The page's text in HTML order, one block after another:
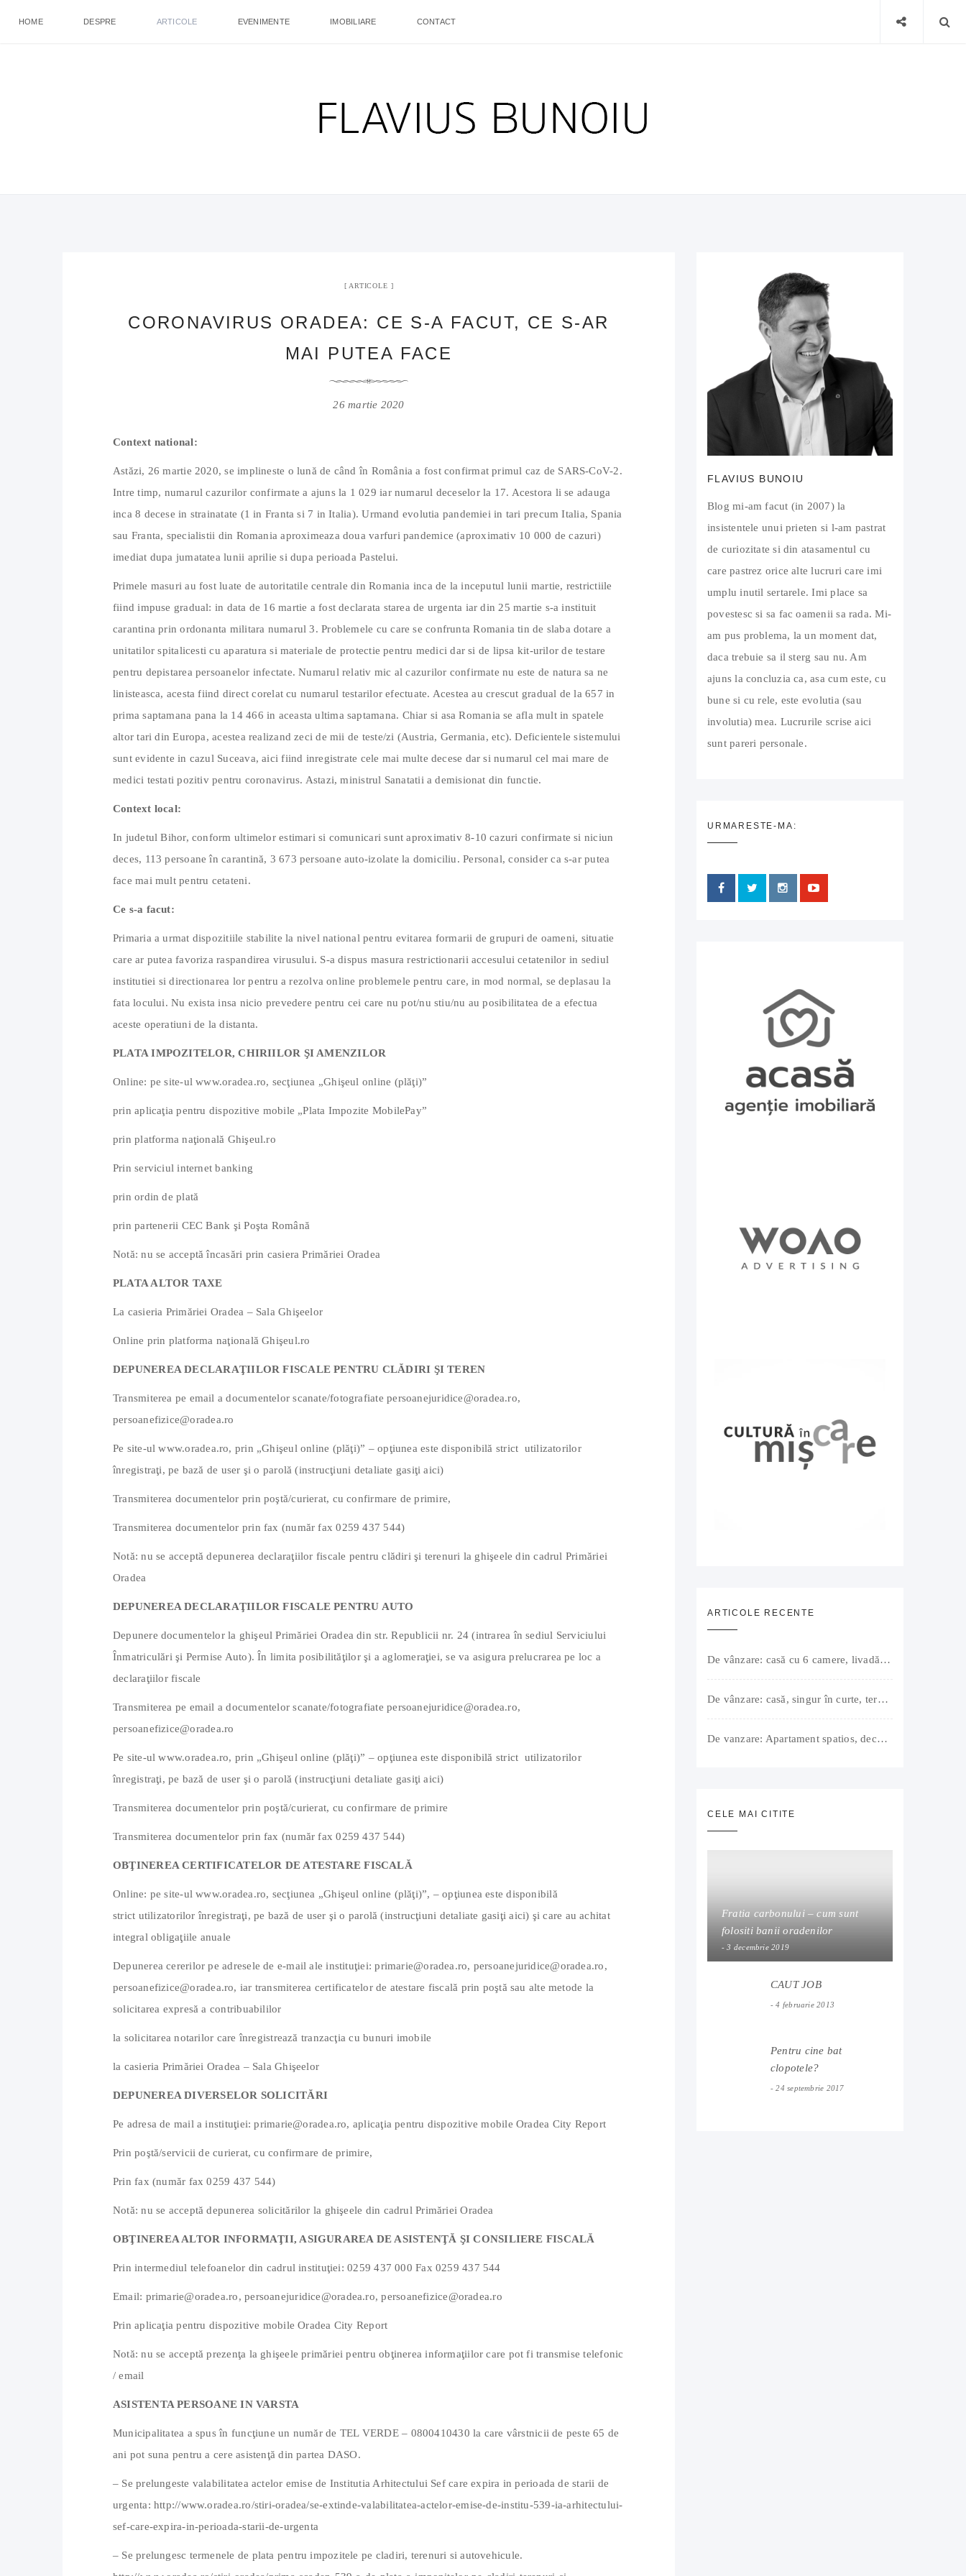
HOME DESPRE ARTICOLE EVENIMENTE IMOBILIARE CONTACT
ARTICOLE
CORONAVIRUS ORADEA: CE S-A FACUT, CE S-AR
MAI PUTEA FACE
26 martie 2020
Context national:
Astăzi, 26 martie 2020, se implineste o lună de când în România a fost confirmat primul caz de SARS-CoV-2.
Intre timp, numarul cazurilor confirmate a ajuns la 1 029 iar numarul deceselor la 17. Acestora li se adauga
inca 8 decese in strainatate (1 in Franta si 7 in Italia). Urmand evolutia pandemiei in tari precum Italia, Spania
sau Franta, specialistii din Romania aproximeaza doua varfuri pandemice (aproximativ 10 000 de cazuri)
imediat dupa jumatatea lunii aprilie si dupa perioada Pastelui.
Primele masuri au fost luate de autoritatile centrale din Romania inca de la inceputul lunii martie, restrictiile
fiind impuse gradual: in data de 16 martie a fost declarata starea de urgenta iar din 25 martie s-a instituit
carantina prin ordonanta militara numarul 3. Problemele cu care se confrunta Romania tin de slaba dotare a
unitatilor spitalicesti cu aparatura si materiale de protectie pentru medici dar si de lipsa kit-urilor de testare
pentru depistarea persoanelor infectate. Numarul relativ mic al cazurilor confirmate nu este de natura sa ne
linisteasca, acesta fiind direct corelat cu numarul testarilor efectuate. Acestea au crescut gradual de la 657 in
prima saptamana pana la 14 466 in aceasta ultima saptamana. Chiar si asa Romania se afla mult in spatele
altor tari din Europa, acestea realizand zeci de mii de teste/zi (Austria, Germania, etc). Deficientele sistemului
sunt evidente in cazul Suceava, aici fiind inregistrate cele mai multe decese dar si numarul cel mai mare de
medici testati pozitiv pentru coronavirus. Astazi, ministrul Sanatatii a demisionat din functie.
Context local:
In judetul Bihor, conform ultimelor estimari si comunicari sunt aproximativ 8-10 cazuri confirmate si niciun
deces, 113 persoane în carantină, 3 673 persoane auto-izolate la domiciliu. Personal, consider ca s-ar putea
face mai mult pentru cetateni.
Ce s-a facut:
Primaria a urmat dispozitiile stabilite la nivel national pentru evitarea formarii de grupuri de oameni, situatie
care ar putea favoriza raspandirea virusului. S-a dispus masura restrictionarii accesului cetatenilor in sediul
institutiei si directionarea lor pentru a rezolva online problemele pentru care, in mod normal, se deplasau la
fata locului. Nu exista insa nicio prevedere pentru cei care nu pot/nu stiu/nu au posibilitatea de a efectua
aceste operatiuni de la distanta.
PLATA IMPOZITELOR, CHIRIILOR ŞI AMENZILOR
Online: pe site-ul www.oradea.ro, secţiunea „Ghişeul online (plăţi)”
prin aplicaţia pentru dispozitive mobile „Plata Impozite MobilePay”
prin platforma naţională Ghişeul.ro
Prin serviciul internet banking
prin ordin de plată
prin partenerii CEC Bank şi Poşta Română
Notă: nu se acceptă încasări prin casiera Primăriei Oradea
PLATA ALTOR TAXE
La casieria Primăriei Oradea – Sala Ghişeelor
Online prin platforma naţională Ghişeul.ro
DEPUNEREA DECLARAŢIILOR FISCALE PENTRU CLĂDIRI ŞI TEREN
Transmiterea pe email a documentelor scanate/fotografiate persoanejuridice@oradea.ro,
persoanefizice@oradea.ro
Pe site-ul www.oradea.ro, prin „Ghişeul online (plăţi)” – opţiunea este disponibilă strict utilizatorilor
înregistraţi, pe bază de user şi o parolă (instrucţiuni detaliate gasiţi aici)
Transmiterea documentelor prin poştă/curierat, cu confirmare de primire,
Transmiterea documentelor prin fax (număr fax 0259 437 544)
Notă: nu se acceptă depunerea declaraţiilor fiscale pentru clădiri şi terenuri la ghişeele din cadrul Primăriei
Oradea
DEPUNEREA DECLARAŢIILOR FISCALE PENTRU AUTO
Depunere documentelor la ghişeul Primăriei Oradea din str. Republicii nr. 24 (intrarea în sediul Serviciului
Înmatriculări şi Permise Auto). În limita posibilităţilor şi a aglomeraţiei, se va asigura prelucrarea pe loc a
declaraţiilor fiscale
Transmiterea pe email a documentelor scanate/fotografiate persoanejuridice@oradea.ro,
persoanefizice@oradea.ro
Pe site-ul www.oradea.ro, prin „Ghişeul online (plăţi)” – opţiunea este disponibilă strict utilizatorilor
înregistraţi, pe bază de user şi o parolă (instrucţiuni detaliate gasiţi aici)
Transmiterea documentelor prin poştă/curierat, cu confirmare de primire
Transmiterea documentelor prin fax (număr fax 0259 437 544)
OBŢINEREA CERTIFICATELOR DE ATESTARE FISCALĂ
Online: pe site-ul www.oradea.ro, secţiunea „Ghişeul online (plăţi)”, – opţiunea este disponibilă
strict utilizatorilor înregistraţi, pe bază de user şi o parolă (instrucţiuni detaliate gasiţi aici) şi care au achitat
integral obligaţiile anuale
Depunerea cererilor pe adresele de e-mail ale instituţiei: primarie@oradea.ro, persoanejuridice@oradea.ro,
persoanefizice@oradea.ro, iar transmiterea certificatelor de atestare fiscală prin poştă sau alte metode la
solicitarea expresă a contribuabililor
la solicitarea notarilor care înregistrează tranzacţia cu bunuri imobile
la casieria Primăriei Oradea – Sala Ghişeelor
DEPUNEREA DIVERSELOR SOLICITĂRI
Pe adresa de mail a instituţiei: primarie@oradea.ro, aplicaţia pentru dispozitive mobile Oradea City Report
Prin poştă/servicii de curierat, cu confirmare de primire,
Prin fax (număr fax 0259 437 544)
Notă: nu se acceptă depunerea solicitărilor la ghişeele din cadrul Primăriei Oradea
OBŢINEREA ALTOR INFORMAŢII, ASIGURAREA DE ASISTENŢĂ ŞI CONSILIERE FISCALĂ
Prin intermediul telefoanelor din cadrul instituţiei: 0259 437 000 Fax 0259 437 544
Email: primarie@oradea.ro, persoanejuridice@oradea.ro, persoanefizice@oradea.ro
Prin aplicaţia pentru dispozitive mobile Oradea City Report
Notă: nu se acceptă prezenţa la ghişeele primăriei pentru obţinerea informaţiilor care pot fi transmise telefonic
/ email
ASISTENTA PERSOANE IN VARSTA
Municipalitatea a spus în funcţiune un număr de TEL VERDE – 0800410430 la care vârstnicii de peste 65 de
ani pot suna pentru a cere asistenţă din partea DASO.
– Se prelungeste valabilitatea actelor emise de Institutia Arhitectului Sef care expira in perioada de starii de
urgenta: http://www.oradea.ro/stiri-oradea/se-extinde-valabilitatea-actelor-emise-de-institu-539-ia-arhitectului-
sef-care-expira-in-perioada-starii-de-urgenta
– Se prelungesc termenele de plata pentru impozitele pe cladiri, terenuri si autovehicule.
FLAVIUS BUNOIU
Blog mi-am facut (in 2007) la
insistentele unui prieten si l-am pastrat
de curiozitate si din atasamentul cu
care pastrez orice alte lucruri care imi
umplu inutil sertarele. Imi place sa
povestesc si sa fac oamenii sa rada. Mi-
am pus problema, la un moment dat,
daca trebuie sa il sterg sau nu. Am
ajuns la concluzia ca, asa cum este, cu
bune si cu rele, este evolutia (sau
involutia) mea. Lucrurile scrise aici
sunt pareri personale.
URMARESTE-MA:
ARTICOLE RECENTE
De vânzare: casă cu 6 camere, livadă, 3 199 mp, Girișul Negru, Bihor, 42 000 Euro. Comision 0.
De vânzare: casă, singur în curte, teren 500 mp, Muntele Găina, Oradea. 157.000 € (negociabil). Comision 0.
De vanzare: Apartament spatios, decomandat, bine compartimentat, 3 camere, 2 bai, bucatarie, suprafață utilă de 64 mp + 3 balcoane (11 mp), strada Barierei, zona Dragos Voda Oradea. 89 500 E (neg). Comision 0
CELE MAI CITITE
Fratia carbonului – cum sunt
folositi banii oradenilor
3 decembrie 2019
CAUT JOB
4 februarie 2013
Pentru cine bat
clopotele?
24 septembrie 2017